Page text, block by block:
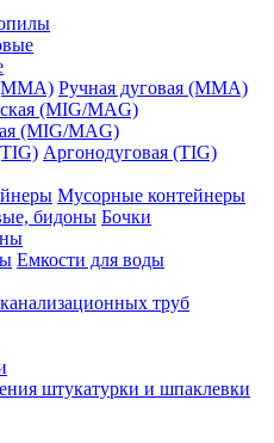
Ручная дуговая (MMA)
(MIG/MAG)
Аргонодуговая (TIG)
Мусорные контейнеры
Бочки
Емкости для воды
труб
штукатурки и шпаклевки